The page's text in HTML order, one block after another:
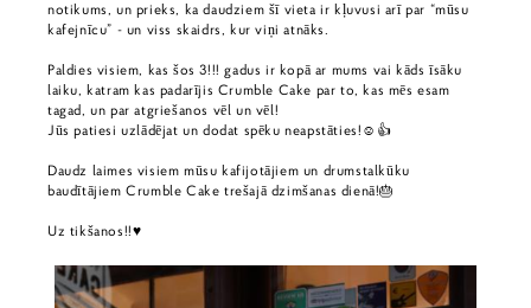
notikums, un prieks, ka daudziem šī vieta ir kļuvusi arī par “mūsu
kafejnīcu” - un viss skaidrs, kur viņi atnāks.
Paldies visiem, kas šos 3!!! gadus ir kopā ar mums vai kāds īsāku
laiku, katram kas padarījis Crumble Cake par to, kas mēs esam
tagad, un par atgriešanos vēl un vēl!
Jūs patiesi uzlādējat un dodat spēku neapstāties!☺️👍
Daudz laimes visiem mūsu kafijotājiem un drumstalkūku
baudītājiem Crumble Cake trešajā dzimšanas dienā!🎂
Uz tikšanos!!♥️